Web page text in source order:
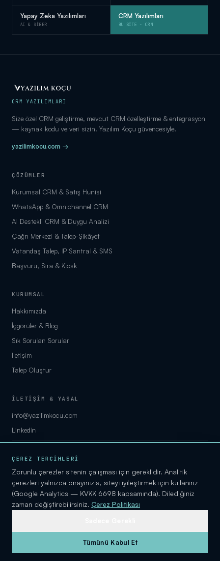
ÇEREZ TERCİHLERİ
Zorunlu çerezler sitenin çalışması için gereklidir. Analitik
çerezleri yalnızca onayınızla, siteyi iyileştirmek için kullanırız
(Google Analytics — KVKK 6698 kapsamında). Dilediğiniz
zaman değiştirebilirsiniz. Çerez Politikası
Tümünü Kabul Et
Yapay Zeka Yazılımları
AI & SIBER
CRM Yazılımları
BU SITE · CRM
CRM YAZILIMLARI
Size özel CRM geliştirme, mevcut CRM özelleştirme & entegrasyon
— kaynak kodu ve veri sizin. Yazılım Koçu güvencesiyle.
yazilimkocu.com →
ÇÖZÜMLER
Kurumsal CRM & Satış Hunisi
WhatsApp & Omnichannel CRM
AI Destekli CRM & Duygu Analizi
Çağrı Merkezi & Talep-Şikâyet
Vatandaş Talep, IP Santral & SMS
Başvuru, Sıra & Kiosk
KURUMSAL
Hakkımızda
İçgörüler & Blog
Sık Sorulan Sorular
İletişim
Talep Oluştur
İLETİŞİM & YASAL
info@yazilimkocu.com
LinkedIn
Gizlilik
Çerez Politikası
Kullanım Şartları
© 2026 CRM YAZILIMLARI · BY YAZILIM KOÇU · İSTANBUL